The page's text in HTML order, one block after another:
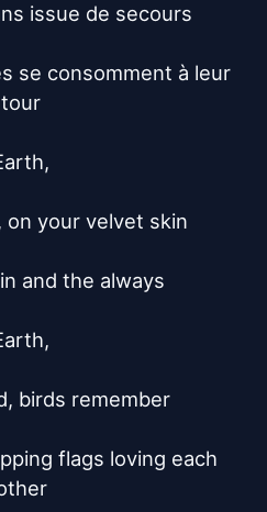
issue de secours
se consomment à leur
tour
on your velvet skin
and the always
birds remember
flags loving each